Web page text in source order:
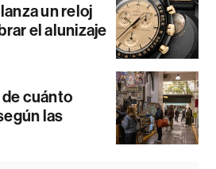
un reloj
el alunizaje
cuánto
las